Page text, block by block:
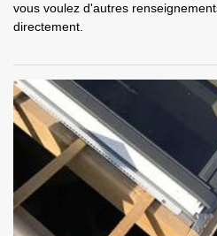
vous voulez d'autres
directement.